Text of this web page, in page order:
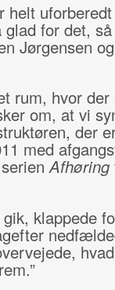
helt
for det,
Jørgensen
rum, hvor der
om, at vi
der
med
Afhøring
klappede